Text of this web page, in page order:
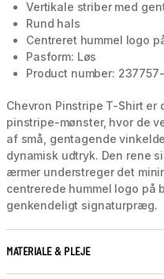
Vertikale striber med
Rund hals
Centreret hummel logo
Pasform: Løs
Product number:
Chevron Pinstripe T-Shirt er
pinstripe-mønster, hvor de
af små, gentagende
dynamisk udtryk. Den rene
ærmer understreger det
centrerede hummel logo på
genkendeligt signaturpræg.
MATERIALE & PLEJE